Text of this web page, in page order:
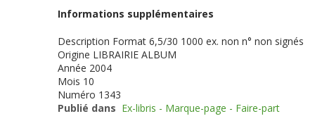
Informations supplémentaires
Description Format 6,5/30 1000 ex. non n° non signés
Origine LIBRAIRIE ALBUM
Année 2004
Mois 10
Numéro 1343
Publié dans Ex-libris - Marque-page - Faire-part